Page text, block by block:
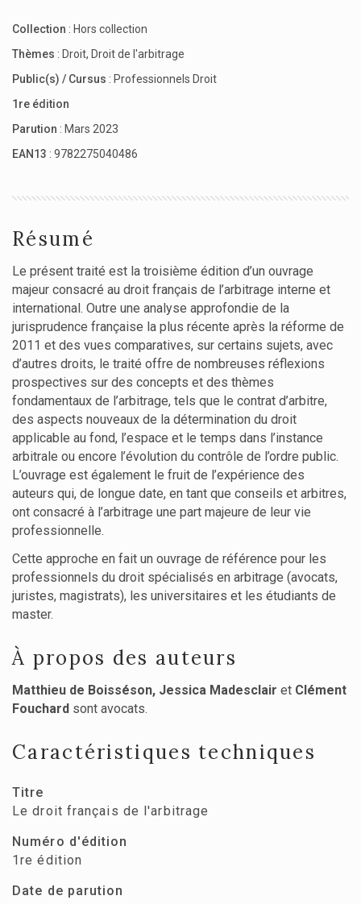
Collection : Hors collection
Thèmes : Droit, Droit de l'arbitrage
Public(s) / Cursus : Professionnels Droit
1re édition
Parution : Mars 2023
EAN13 : 9782275040486
Résumé
Le présent traité est la troisième édition d’un ouvrage
majeur consacré au droit français de l’arbitrage interne et
international. Outre une analyse approfondie de la
jurisprudence française la plus récente après la réforme de
2011 et des vues comparatives, sur certains sujets, avec
d’autres droits, le traité offre de nombreuses réflexions
prospectives sur des concepts et des thèmes
fondamentaux de l’arbitrage, tels que le contrat d’arbitre,
des aspects nouveaux de la détermination du droit
applicable au fond, l’espace et le temps dans l’instance
arbitrale ou encore l’évolution du contrôle de l’ordre public.
L’ouvrage est également le fruit de l’expérience des
auteurs qui, de longue date, en tant que conseils et arbitres,
ont consacré à l’arbitrage une part majeure de leur vie
professionnelle.
Cette approche en fait un ouvrage de référence pour les
professionnels du droit spécialisés en arbitrage (avocats,
juristes, magistrats), les universitaires et les étudiants de
master.
À propos des auteurs
Matthieu de Boisséson, Jessica Madesclair et Clément
Fouchard sont avocats.
Caractéristiques techniques
Titre
Le droit français de l'arbitrage
Numéro d'édition
1re édition
Date de parution